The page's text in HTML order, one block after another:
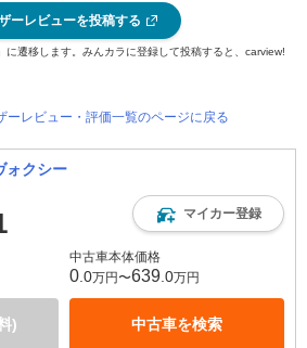
ーレビューを投稿する
遷移します。みんカラに登録して投稿すると、carview!
ーレビュー・評価一覧のページに戻る
ォクシー
マイカー登録
)
中古車本体価格
0 .0万円〜639 .0万円
中古車を検索